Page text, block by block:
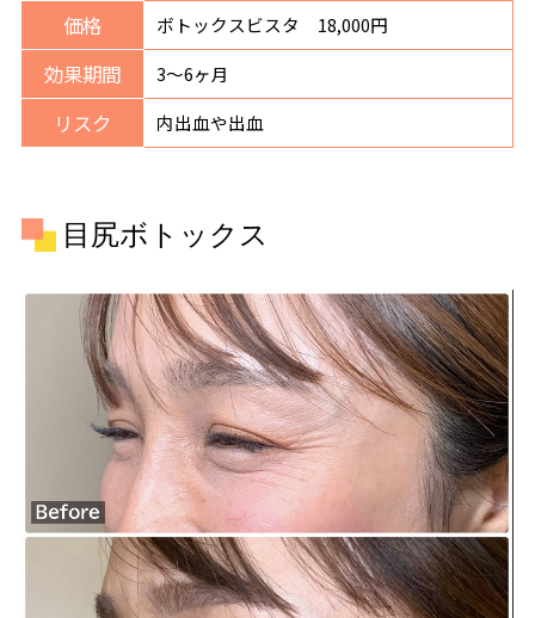
価格 ボトックスビスタ 18,000円
効果期間 3〜6ヶ月
リスク 内出血や出血
目尻ボトックス